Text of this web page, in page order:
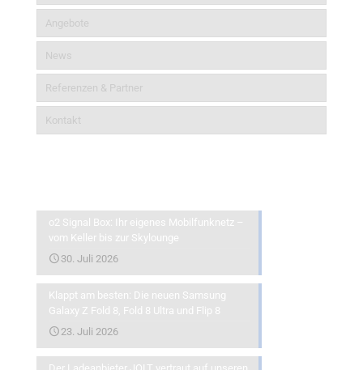
Angebote
News
Referenzen & Partner
Kontakt
o2 Signal Box: Ihr eigenes Mobilfunknetz –
vom Keller bis zur Skylounge
30. Juli 2026
Klappt am besten: Die neuen Samsung
Galaxy Z Fold 8, Fold 8 Ultra und Flip 8
23. Juli 2026